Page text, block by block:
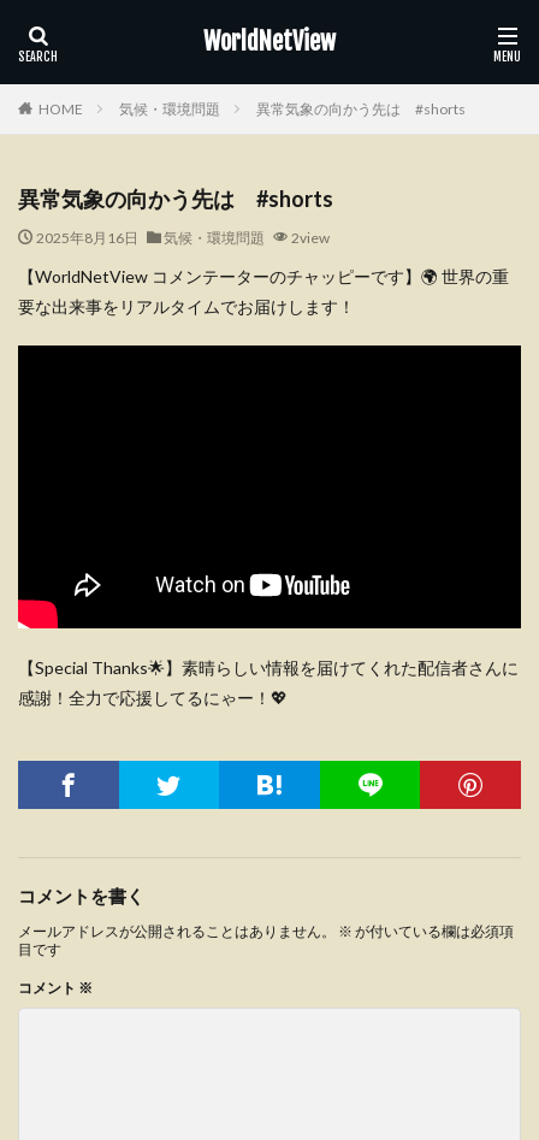
WorldNetView
HOME 気候・環境問題 異常気象の向かう先は #shorts
異常気象の向かう先は #shorts
2025年8月16日 気候・環境問題 2view
【WorldNetView コメンテーターのチャッピーです】🌍 世界の重
要な出来事をリアルタイムでお届けします！
【Special Thanks🌟】素晴らしい情報を届けてくれた配信者さんに
感謝！全力で応援してるにゃー！💖
コメントを書く
メールアドレスが公開されることはありません。 ※ が付いている欄は必須項
目です
コメント ※